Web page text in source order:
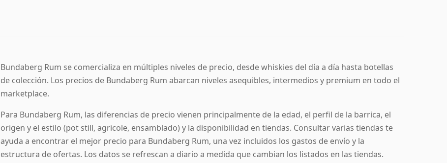
Bundaberg Rum se comercializa en múltiples niveles de precio, desde whiskies del día a día hasta botellas
de colección. Los precios de Bundaberg Rum abarcan niveles asequibles, intermedios y premium en todo el
marketplace.
Para Bundaberg Rum, las diferencias de precio vienen principalmente de la edad, el perfil de la barrica, el
origen y el estilo (pot still, agricole, ensamblado) y la disponibilidad en tiendas. Consultar varias tiendas te
ayuda a encontrar el mejor precio para Bundaberg Rum, una vez incluidos los gastos de envío y la
estructura de ofertas. Los datos se refrescan a diario a medida que cambian los listados en las tiendas.